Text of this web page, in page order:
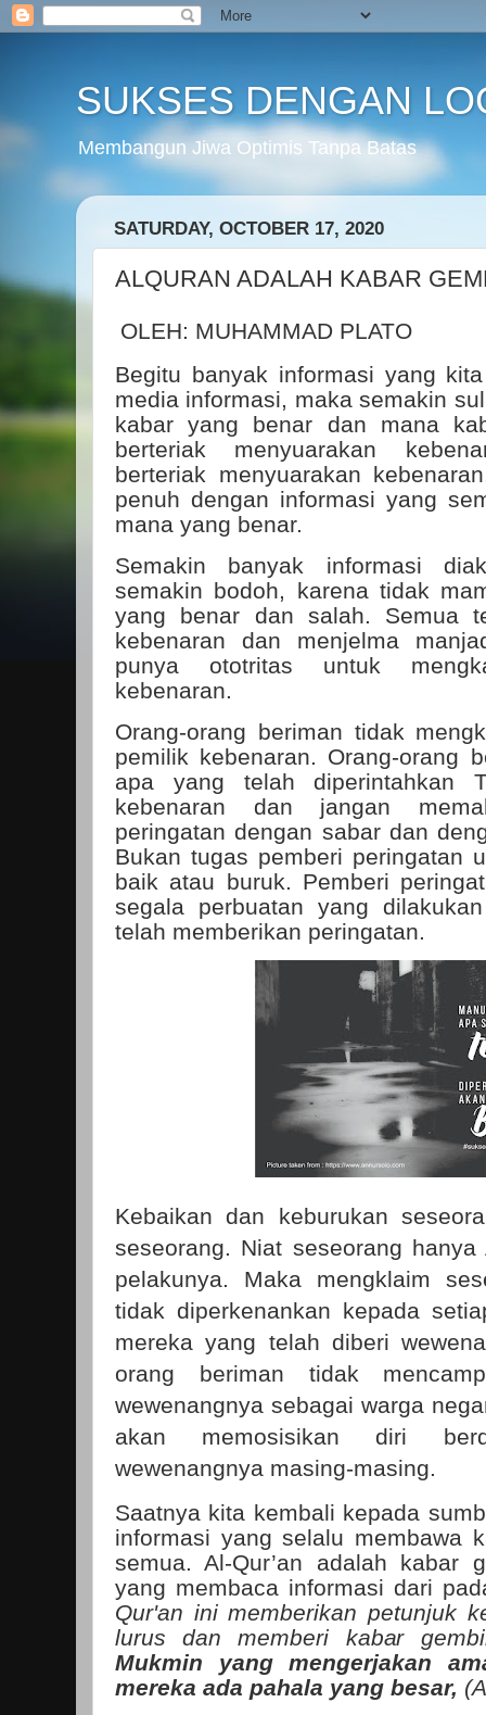
SUKSES DENGAN
Membangun Jiwa Optimis Tanpa Batas
SATURDAY, OCTOBER 17, 2020
ALQURAN ADALAH KABAR
OLEH: MUHAMMAD PLATO
Begitu banyak informasi yang
media informasi, maka semakin
kabar yang benar dan mana
berteriak menyuarakan
berteriak menyuarakan
penuh dengan informasi yang
mana yang benar.
Semakin banyak informasi
semakin bodoh, karena tidak
yang benar dan salah. Semua
kebenaran dan menjelma
punya ototritas untuk
kebenaran.
Orang-orang beriman tidak
pemilik kebenaran. Orang-orang
apa yang telah diperintahkan
kebenaran dan jangan
peringatan dengan sabar dan
Bukan tugas pemberi peringatan
baik atau buruk. Pemberi
segala perbuatan yang
telah memberikan peringatan.
Kebaikan dan keburukan
seseorang. Niat seseorang
pelakunya. Maka mengklaim
tidak diperkenankan kepada
mereka yang telah diberi
orang beriman tidak
wewenangnya sebagai warga
akan memosisikan diri
wewenangnya masing-masing.
Saatnya kita kembali kepada
informasi yang selalu membawa
semua. Al-Qur’an adalah kabar
yang membaca informasi dari
Qur'an ini memberikan petunjuk
lurus dan memberi kabar
Mukmin yang mengerjakan
mereka ada pahala yang besar,